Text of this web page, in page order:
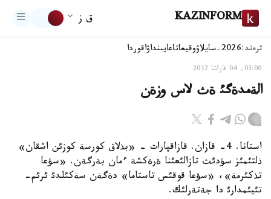
KAZINFORM ق ز
ترەند:2026-سايلاۋ وقيعاتاعايىنداۋاقوردا
03:00, 04 قاراشا 2012
الةمدةگئ ةث لاس وزةن
استانا. 4- قازان. قازاقپارات - «بذلاق كورسة كوزئن اشقان»
ذلتئمئز سؤدئث تازالئعئنا ةرةكشة ءمان بةرگةن. «سؤعا
تذكئرمة»، «سؤعا قوقئس تاستاما» دةگةن سةكئلدئ ئرئم-
تئيئمدارئ دا جةتةرلئك.